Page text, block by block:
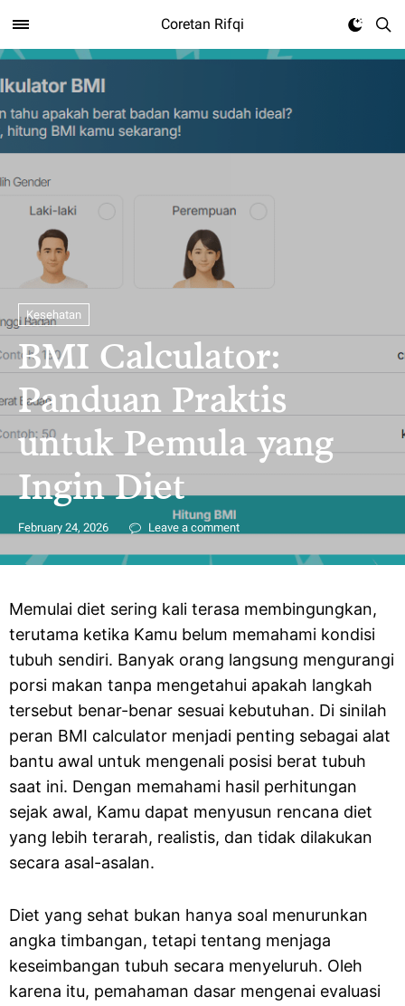
Coretan Rifqi
Kesehatan
BMI Calculator:
Panduan Praktis
untuk Pemula yang
Ingin Diet
February 24, 2026 Leave a comment
Memulai diet sering kali terasa membingungkan,
terutama ketika Kamu belum memahami kondisi
tubuh sendiri. Banyak orang langsung mengurangi
porsi makan tanpa mengetahui apakah langkah
tersebut benar-benar sesuai kebutuhan. Di sinilah
peran BMI calculator menjadi penting sebagai alat
bantu awal untuk mengenali posisi berat tubuh
saat ini. Dengan memahami hasil perhitungan
sejak awal, Kamu dapat menyusun rencana diet
yang lebih terarah, realistis, dan tidak dilakukan
secara asal-asalan.
Diet yang sehat bukan hanya soal menurunkan
angka timbangan, tetapi tentang menjaga
keseimbangan tubuh secara menyeluruh. Oleh
karena itu, pemahaman dasar mengenai evaluasi